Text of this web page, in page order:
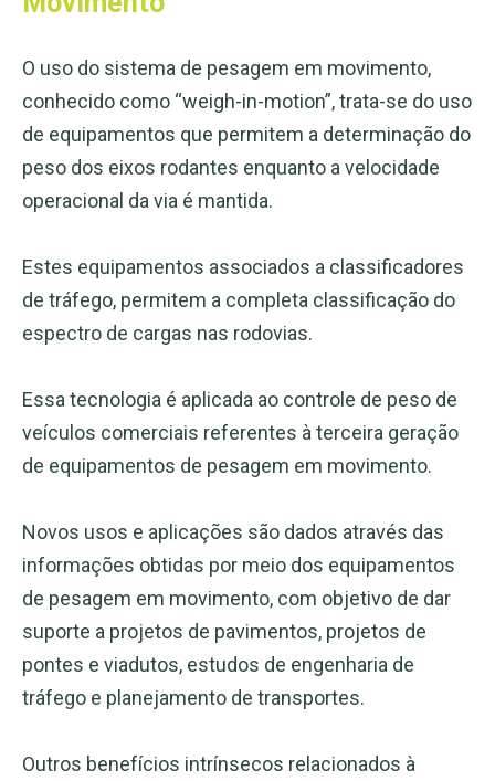
O uso do sistema de pesagem em movimento,
conhecido como “weigh-in-motion”, trata-se do uso
de equipamentos que permitem a determinação do
peso dos eixos rodantes enquanto a velocidade
operacional da via é mantida.
Estes equipamentos associados a classificadores
de tráfego, permitem a completa classificação do
espectro de cargas nas rodovias.
Essa tecnologia é aplicada ao controle de peso de
veículos comerciais referentes à terceira geração
de equipamentos de pesagem em movimento.
Novos usos e aplicações são dados através das
informações obtidas por meio dos equipamentos
de pesagem em movimento, com objetivo de dar
suporte a projetos de pavimentos, projetos de
pontes e viadutos, estudos de engenharia de
tráfego e planejamento de transportes.
Outros benefícios intrínsecos relacionados à